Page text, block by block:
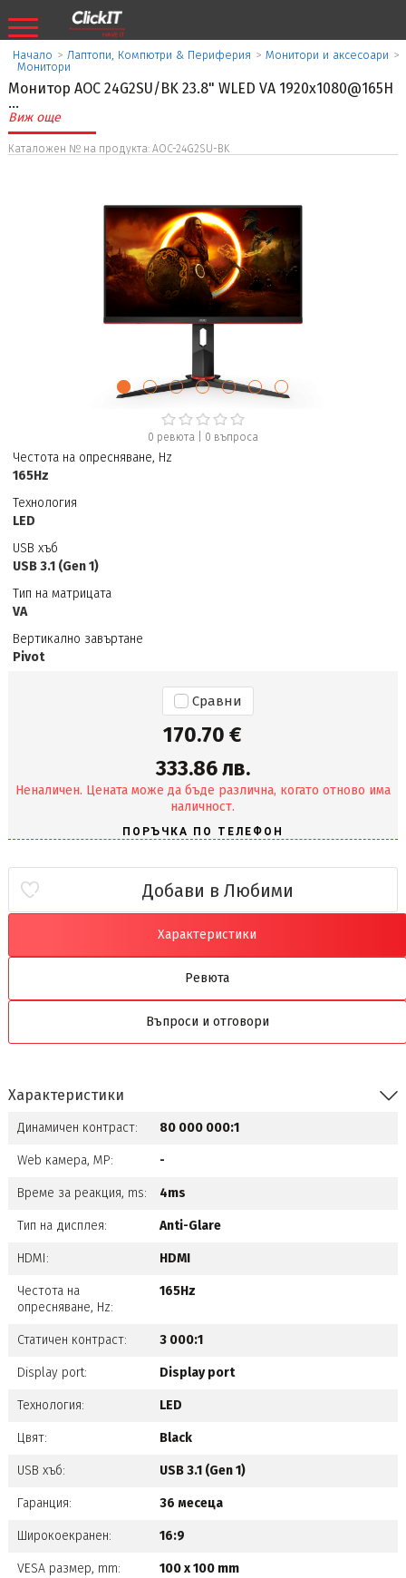
Начало > Лаптопи, Компютри & Периферия > Монитори и аксесоари >
Монитори
Монитор AOC 24G2SU/BK 23.8" WLED VA 1920x1080@165H
...
Виж още
Каталожен № на продукта: AOC-24G2SU-BK
0 ревюта| 0 въпроса
Честота на опресняване, Hz
165Hz
Технология
LED
USB хъб
USB 3.1 (Gen 1)
Тип на матрицата
VA
Вертикално завъртане
Pivot
Сравни
170.70 €
333.86 лв.
Неналичен. Цената може да бъде различна, когато отново има
наличност.
Добави в Любими
Характеристики
Ревюта
Въпроси и отговори
Характеристики
Динамичен контраст: 80 000 000:1
Web камера, MP: -
Време за реакция, ms: 4ms
Тип на дисплея: Anti-Glare
HDMI: HDMI
Честота на
опресняване, Hz:
165Hz
Статичен контраст: 3 000:1
Display port: Display port
Технология: LED
Цвят: Black
USB хъб: USB 3.1 (Gen 1)
Гаранция: 36 месеца
Широкоекранен: 16:9
VESA размер, mm: 100 x 100 mm